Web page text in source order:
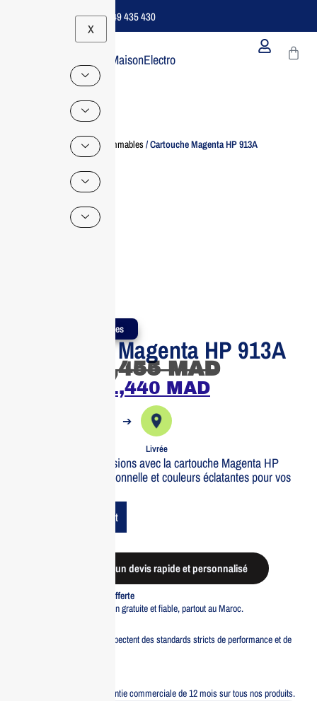
Support B2B Dédié | 06 49 435 430
X
MaisonElectro
Home /Consommables/ Cartouche Magenta HP 913A
Produits Authentiques
Cartouche Magenta HP 913A
1,455MAD
1,440 MAD
➔
Livrée
Optimisez vos impressions avec la cartouche Magenta HP
913A. Qualité professionnelle et couleurs éclatantes pour vos
Add To Cart
Demander un devis rapide et personnalisé
Livraison standard offerte
Profitez d’une livraison gratuite et fiable, partout au Maroc.
Tous nos produits respectent des standards stricts de performance et de
Bénéficiez d’une garantie commerciale de 12 mois sur tous nos produits.